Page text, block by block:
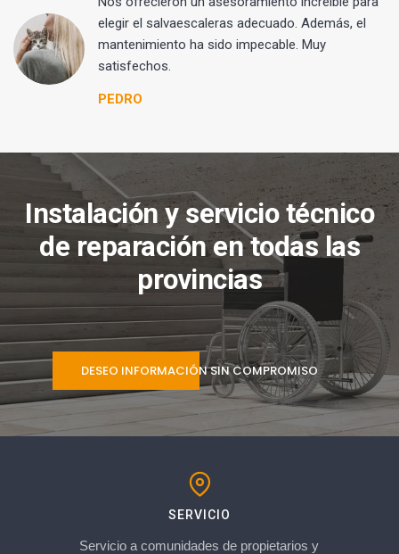
elegir el salvaescaleras adecuado. Además, el
mantenimiento ha sido impecable. Muy
satisfechos.
PEDRO
Instalación y servicio técnico
de reparación en todas las
provincias
DESEO INFORMACIÓN SIN COMPROMISO
SERVICIO
Servicio a comunidades de propietarios y